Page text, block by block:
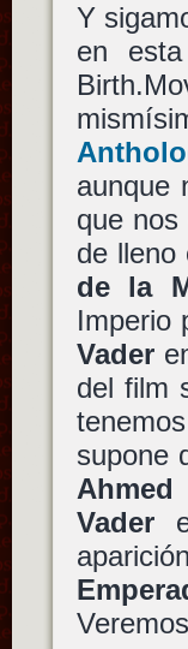
Y
en
aunque
que
de
de la
Imperio
Vader
del film
supone
Ahmed
Vader